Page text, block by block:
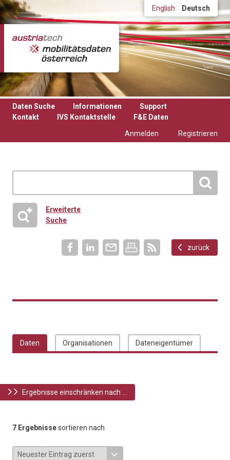
Direkt zum Inhalt English Deutsch
Daten Suche Informationen
Support
Kontakt
IVS Kontaktstelle
F&E Daten
Anmelden
Registrieren
Erweiterte
Suche
zurück
Daten Organisationen Dateneigentümer
Ergebnisse einschränken nach ...
7 Ergebnissesortieren nach